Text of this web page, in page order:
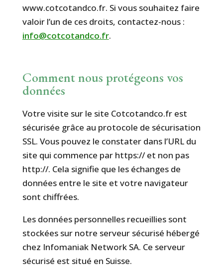
www.cotcotandco.fr. Si vous souhaitez faire
valoir l’un de ces droits, contactez-nous :
info@cotcotandco.fr.
Comment nous protégeons vos
données
Votre visite sur le site Cotcotandco.fr est
sécurisée grâce au protocole de sécurisation
SSL. Vous pouvez le constater dans l’URL du
site qui commence par https:// et non pas
http://. Cela signifie que les échanges de
données entre le site et votre navigateur
sont chiffrées.
Les données personnelles recueillies sont
stockées sur notre serveur sécurisé hébergé
chez Infomaniak Network SA. Ce serveur
sécurisé est situé en Suisse.